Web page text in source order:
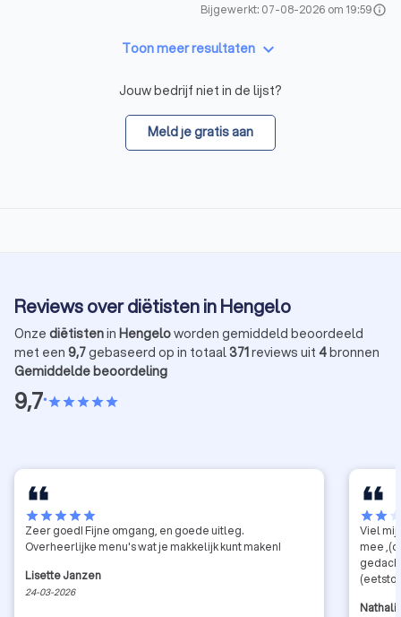
Bijgewerkt: 07-08-2026 om 19:59info
Toon meer resultaten keyboard_arrow_down
Jouw bedrijf niet in de lijst?
Meld je gratis aan
Reviews over diëtisten in Hengelo
Onze diëtistenin Hengeloworden gemiddeld beoordeeld
met een 9,7gebaseerd op in totaal371reviews uit 4bronnen
Gemiddelde beoordeling
9,7•starstarstarstarstar
starstarstarstarstar
Zeer goed! Fijne omgang, en goede uitleg.
Overheerlijke menu's wat je makkelijk kunt maken!
Lisette Janzen
24-03-2026
starstar
Viel mij
mee